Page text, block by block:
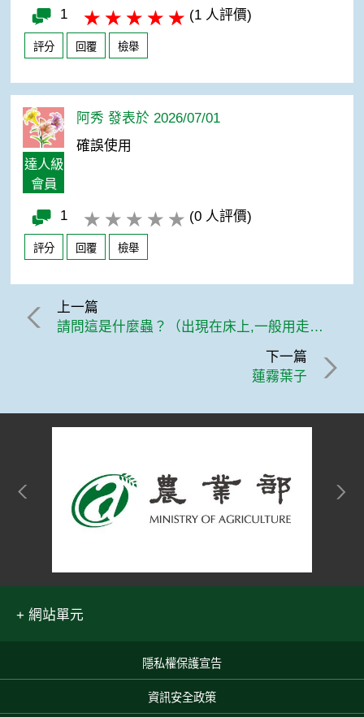
1 (1 人評價)
評分 回覆 檢舉
達人級
會員
阿秀 發表於 2026/07/01
確誤使用
1 (0 人評價)
評分 回覆 檢舉
上一篇
請問這是什麼蟲？（出現在床上,一般用走的，但會突然跳）
下一篇
蓮霧葉子
網站單元
隱私權保護宣告
資訊安全政策